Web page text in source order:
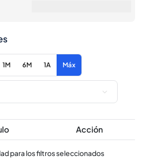
1M 6M 1A Máx
Acción
para los filtros seleccionados